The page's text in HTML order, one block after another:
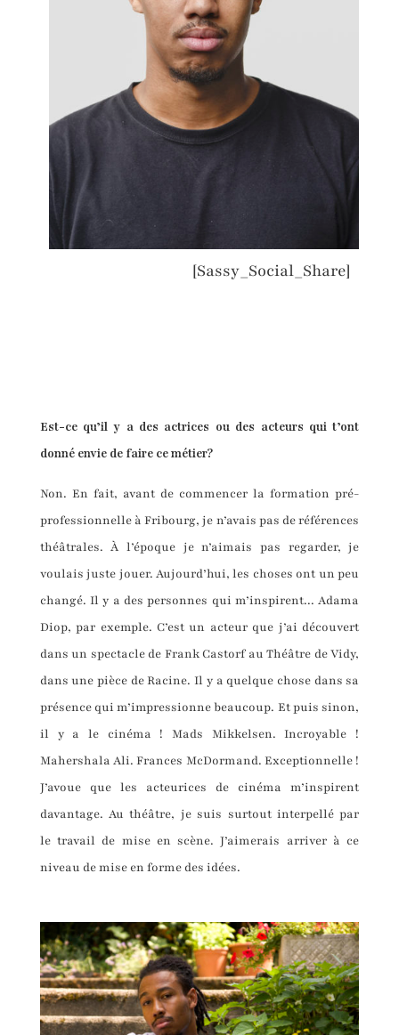
[Sassy_Social_Share]
Est-ce qu’il y a des actrices ou des acteurs qui t’ont
donné envie de faire ce métier?
Non. En fait, avant de commencer la formation pré-
professionnelle à Fribourg, je n’avais pas de références
théâtrales. À l’époque je n’aimais pas regarder, je
voulais juste jouer. Aujourd’hui, les choses ont un peu
changé. Il y a des personnes qui m’inspirent... Adama
Diop, par exemple. C’est un acteur que j’ai découvert
dans un spectacle de Frank Castorf au Théâtre de Vidy,
dans une pièce de Racine. Il y a quelque chose dans sa
présence qui m’impressionne beaucoup. Et puis sinon,
il y a le cinéma ! Mads Mikkelsen. Incroyable !
Mahershala Ali. Frances McDormand. Exceptionnelle !
J’avoue que les acteurices de cinéma m’inspirent
davantage. Au théâtre, je suis surtout interpellé par
le travail de mise en scène. J’aimerais arriver à ce
niveau de mise en forme des idées.